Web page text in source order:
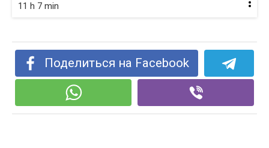
11 h 7 min
Поделиться на Facebook